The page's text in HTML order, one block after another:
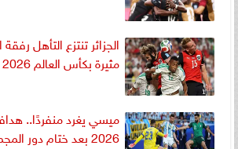
الجزائر تنتزع التأهل
مثيرة بكأس العالم 2026
ميسي يغرد منفردًا..
2026 بعد ختام دور المجموعات